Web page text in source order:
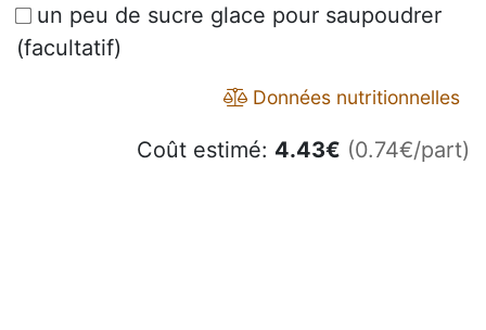
un peu de sucre glace pour saupoudrer
(facultatif)
Données nutritionnelles
Coût estimé: 4.43€ (0.74€/part)